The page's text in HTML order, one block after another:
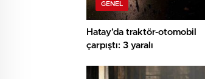
GENEL
Hatay’da traktör-otomobil
çarpıştı: 3 yaralı